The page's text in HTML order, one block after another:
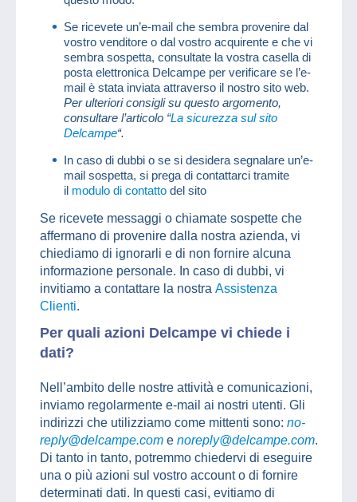
Se ricevete un’e-mail che sembra provenire dal
vostro venditore o dal vostro acquirente e che vi
sembra sospetta, consultate la vostra casella di
posta elettronica Delcampe per verificare se l’e-
mail è stata inviata attraverso il nostro sito web.
Per ulteriori consigli su questo argomento,
consultare l’articolo “La sicurezza sul sito
Delcampe“.
In caso di dubbi o se si desidera segnalare un’e-
mail sospetta, si prega di contattarci tramite
il modulo di contatto del sito
Se ricevete messaggi o chiamate sospette che
affermano di provenire dalla nostra azienda, vi
chiediamo di ignorarli e di non fornire alcuna
informazione personale. In caso di dubbi, vi
invitiamo a contattare la nostra Assistenza
Clienti.
Per quali azioni Delcampe vi chiede i
dati?
Nell’ambito delle nostre attività e comunicazioni,
inviamo regolarmente e-mail ai nostri utenti. Gli
indirizzi che utilizziamo come mittenti sono: no-
reply@delcampe.com e noreply@delcampe.com.
Di tanto in tanto, potremmo chiedervi di eseguire
una o più azioni sul vostro account o di fornire
determinati dati. In questi casi, evitiamo di